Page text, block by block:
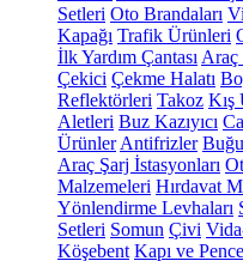
Setleri Oto Brandaları
Kapağı Trafik Ürünleri
İlk Yardım Çantası Araç
Çekici Çekme Halatı
Reflektörleri Takoz Kış
Aletleri Buz Kazıyıcı
Ürünler Antifrizler
Araç Şarj İstasyonları
Malzemeleri Hırdavat
Yönlendirme Levhaları
Setleri Somun Çivi
Köşebent Kapı ve